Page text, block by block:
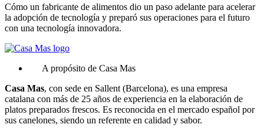
Cómo un fabricante de alimentos dio un paso adelante para acelerar
la adopción de tecnología y preparó sus operaciones para el futuro
con una tecnología innovadora.
A propósito de Casa Mas
Casa Mas, con sede en Sallent (Barcelona), es una empresa
catalana con más de 25 años de experiencia en la elaboración de
platos preparados frescos. Es reconocida en el mercado español por
sus canelones, siendo un referente en calidad y sabor.